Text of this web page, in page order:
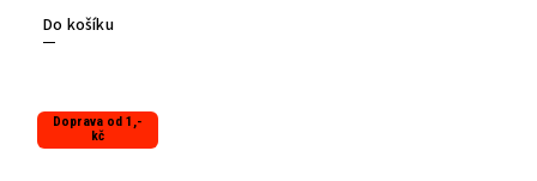
Do košíku
Doprava od 1,-
kč